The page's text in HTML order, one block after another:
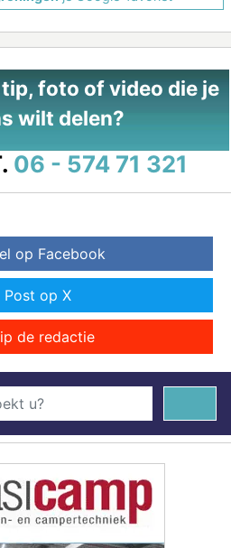
tip, foto of video die je
wilt delen?
06 - 574 71 321
op Facebook
Post op X
de redactie